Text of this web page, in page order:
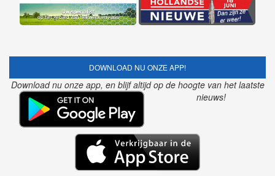
DOWNLOAD NU ONZE APP!
Download nu onze app, en blijf altijd op de hoogte van het laatste
nieuws!